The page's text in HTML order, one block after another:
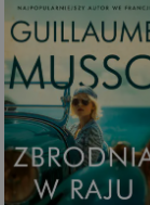
Guillaume
Musso